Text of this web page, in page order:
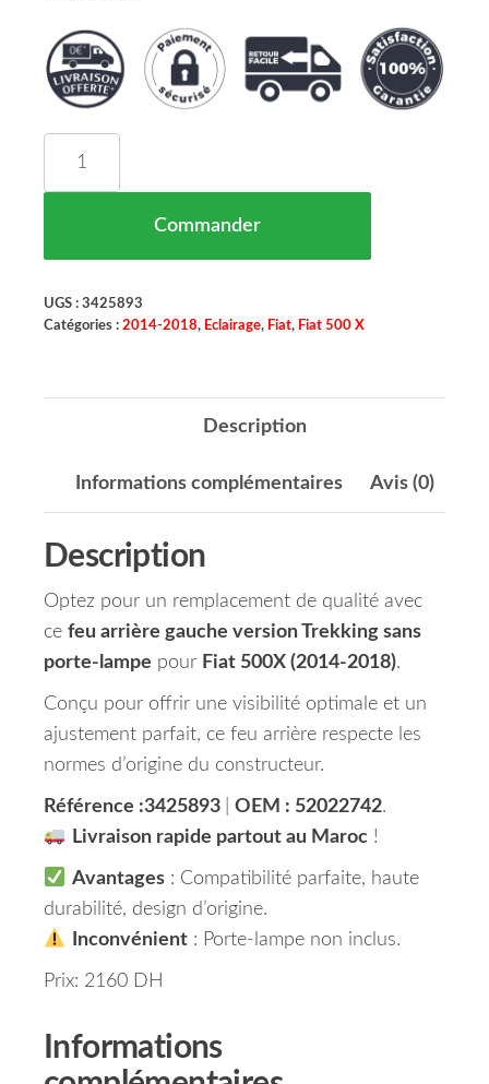
Commander
UGS : 3425893
Catégories : 2014-2018, Eclairage, Fiat, Fiat 500 X
Description
Informations complémentaires Avis (0)
Description
Optez pour un remplacement de qualité avec
ce feu arrière gauche version Trekking sans
porte-lampe pour Fiat 500X (2014-2018).
Conçu pour offrir une visibilité optimale et un
ajustement parfait, ce feu arrière respecte les
normes d’origine du constructeur.
Référence :3425893 OEM : 52022742.
Livraison rapide partout au Maroc!
Avantages: Compatibilité parfaite, haute
durabilité, design d’origine.
Inconvénient: Porte-lampe non inclus.
Prix: 2160 DH
Informations